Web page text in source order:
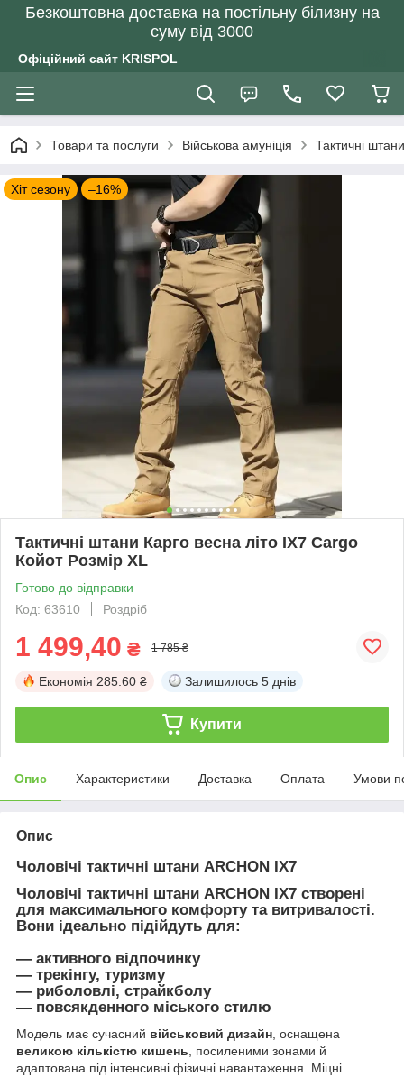
Безкоштовна доставка на постільну білизну на
суму від 3000
Офіційний сайт KRISPOL
Товари та послуги Військова амуніція Тактичні
Хіт сезону –16%
Тактичні штани Карго весна літо IX7 Cargo
Койот Розмір XL
Готово до відправки
Код: 63610
Роздріб
1 499,40 ₴ 1 785 ₴
Економія 285.60 ₴ Залишилось 5 днів
Купити
Опис Характеристики Доставка Оплата Умови
Опис
Чоловічі тактичні штани ARCHON IX7
Чоловічі тактичні штани ARCHON IX7 створені
для максимального комфорту та витривалості.
Вони ідеально підійдуть для:
— активного відпочинку
— трекінгу, туризму
— риболовлі, страйкболу
— повсякденного міського стилю
Модель має сучасний військовий дизайн, оснащена
великою кількістю кишень, посиленими зонами й
адаптована під інтенсивні фізичні навантаження. Міцні